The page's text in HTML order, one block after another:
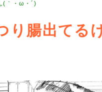
(｀・ω・´)
り腸出てる